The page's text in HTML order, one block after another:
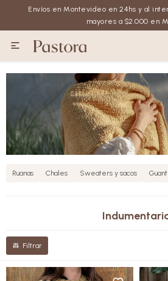
Envíos en Montevideo en 24hs y al
mayores a $2.000 en

Ruanas Chales Sweaters y sacos